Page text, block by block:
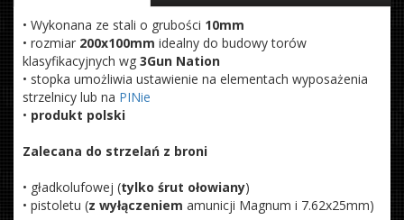
• Wykonana ze stali o grubości 10mm
• rozmiar 200x100mm idealny do budowy torów
klasyfikacyjnych wg 3Gun Nation
• stopka umożliwia ustawienie na elementach wyposażenia
strzelnicy lub na PINie
• produkt polski
Zalecana do strzelań z broni
• gładkolufowej (tylko śrut ołowiany)
• pistoletu (z wyłączeniem amunicji Magnum i 7.62x25mm)